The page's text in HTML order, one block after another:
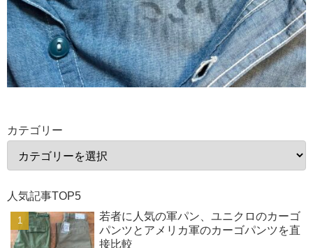
カテゴリー
人気記事TOP5
若者に人気の軍パン、ユニクロのカーゴ
パンツとアメリカ軍のカーゴパンツを直
接比較